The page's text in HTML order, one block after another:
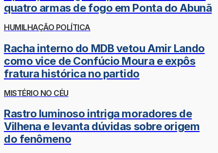
quatro armas de fogo em Ponta do Abunã
HUMILHAÇÃO POLÍTICA
Racha interno do MDB vetou Amir Lando
como vice de Confúcio Moura e expôs
fratura histórica no partido
MISTÉRIO NO CÉU
Rastro luminoso intriga moradores de
Vilhena e levanta dúvidas sobre origem
do fenômeno